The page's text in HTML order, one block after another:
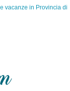
vacanze in Provincia di